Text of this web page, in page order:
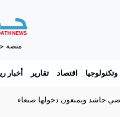
منصة
اقتصاد تقارير أخبار
حاشد ويمنعون دخولها صنعاء